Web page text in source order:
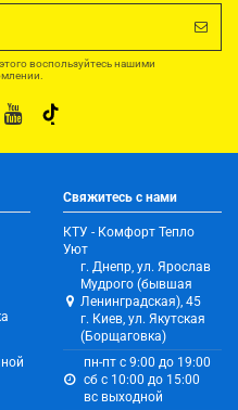
воспользуйтесь нашими
Свяжитесь с нами
КТУ - Комфорт Тепло
Уют
г. Днепр, ул. Ярослав
Мудрого (бывшая
Ленинградская), 45
г. Киев, ул. Якутская
(Борщаговка)
пн-пт с 9:00 до 19:00
сб с 10:00 до 15:00
вс выходной